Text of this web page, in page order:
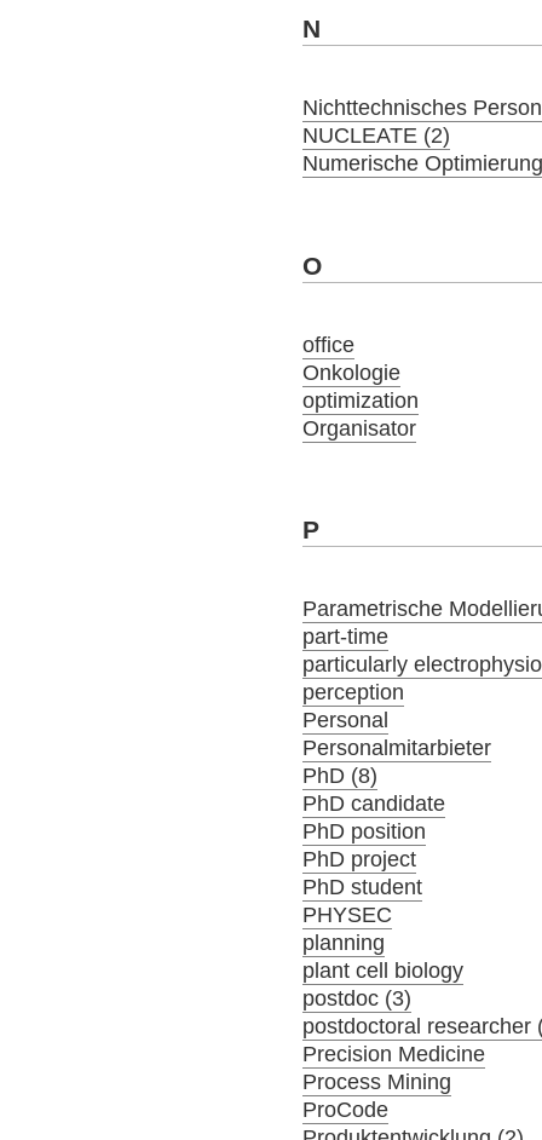
N
Nichttechnisches
NUCLEATE (2)
Numerische
O
office
Onkologie
optimization
Organisator
P
Parametrische
part-time
particularly
perception
Personal
Personalmitarbieter
PhD (8)
PhD candidate
PhD position
PhD project
PhD student
PHYSEC
planning
plant cell biology
postdoc (3)
postdoctoral researcher
Precision Medicine
Process Mining
ProCode